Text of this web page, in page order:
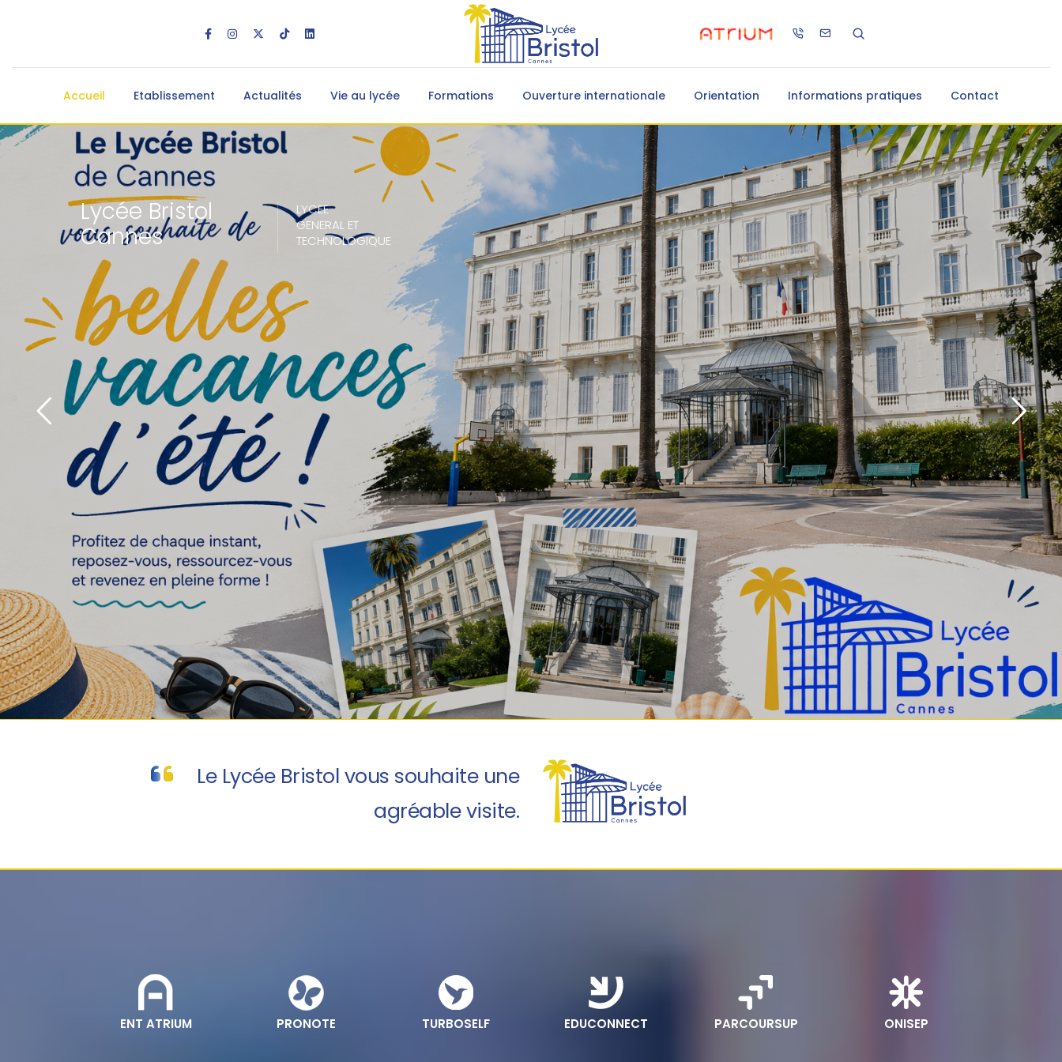
Accueil Etablissement Actualités Vie au lycée Formations Ouverture internationale Orientation Informations pratiques Contact
Lycée Bristol
Cannes
LYCEE
GENERAL ET
TECHNOLOGIQUE
Le Lycée Bristol vous souhaite une
agréable visite.
ENT ATRIUM PRONOTE TURBOSELF EDUCONNECT PARCOURSUP ONISEP